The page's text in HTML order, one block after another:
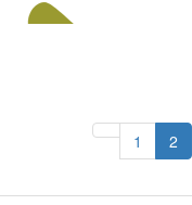
1
2